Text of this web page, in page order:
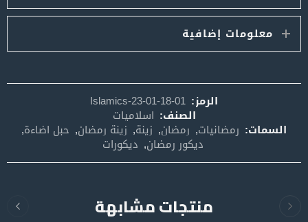
معلومات إضافية
الرمز: Islamics-23-01-18-01
الصنف: اسلاميات
السمات: رمضانيات, رمضان, زينة, زينة رمضان, حبل اضاءة,
ديكور رمضان, ديكورات
منتجات مشابهة